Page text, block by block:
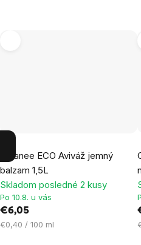
Cleanee ECO Aviváž jemný
balzam 1,5L
Skladom posledné 2 kusy
Po 10.8. u vás
€6,05
Jednotková
€0,40 / 100 ml